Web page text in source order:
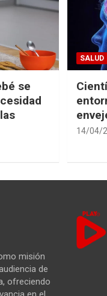
se
SALUD
14/04/
misión
de
ofreciendo